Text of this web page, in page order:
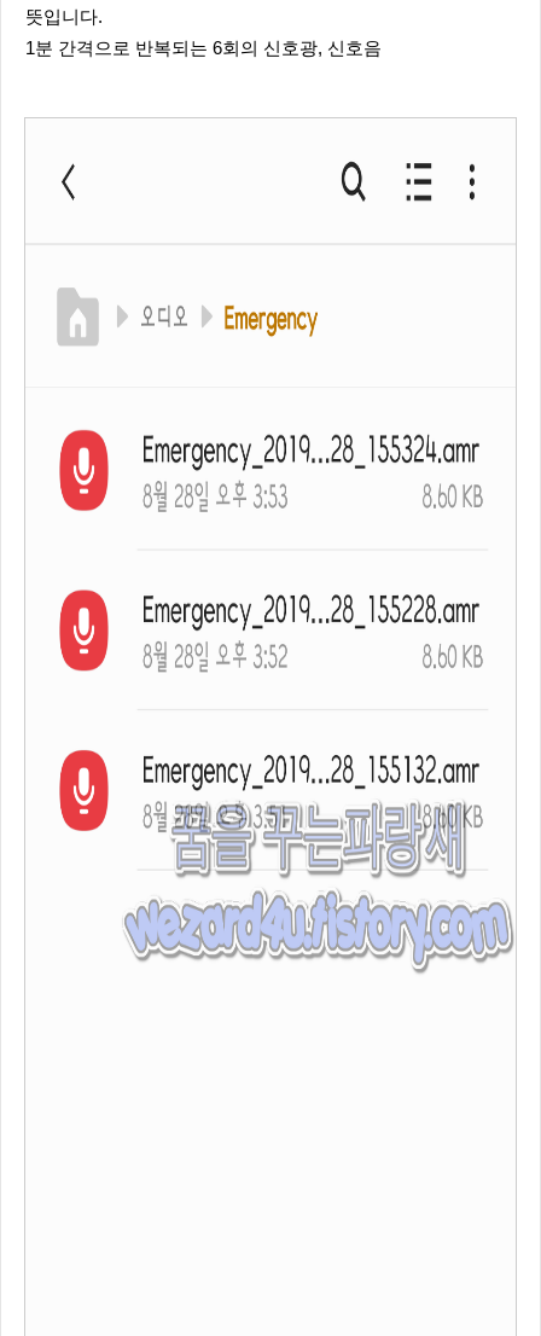
뜻입니다.
1분 간격으로 반복되는 6회의 신호광, 신호음